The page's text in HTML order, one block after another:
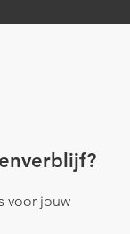
voor jouw